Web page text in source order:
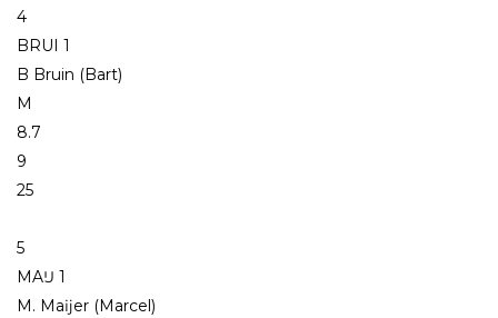
4
BRUI 1
B Bruin (Bart)
M
8.7
9
25
5
MAĲ 1
M. Maĳer (Marcel)